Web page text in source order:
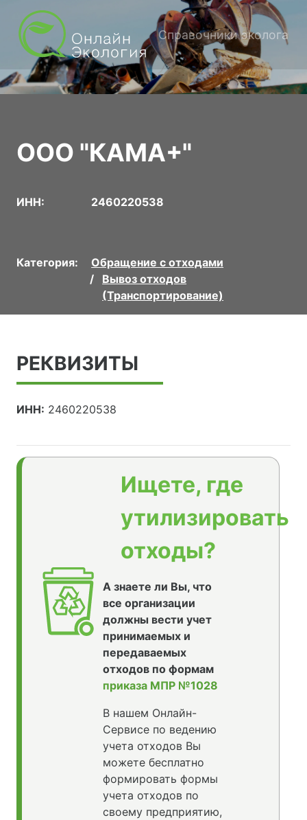
Справочники эколога
ООО "КАМА+"
ИНН: 2460220538
Категория:
Обращение с отходами
Вывоз отходов
(Транспортирование)
РЕКВИЗИТЫ
ИНН: 2460220538
Ищете, где
утилизировать
отходы?
А знаете ли Вы, что
все организации
должны вести учет
принимаемых и
передаваемых
отходов по формам
приказа МПР №1028
В нашем Онлайн-
Сервисе по ведению
учета отходов Вы
можете бесплатно
формировать формы
учета отходов по
своему предприятию,